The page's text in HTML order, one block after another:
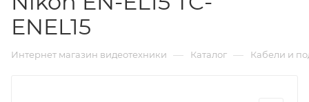
ENEL15
Интернет магазин видеотехники — Каталог — Кабели и